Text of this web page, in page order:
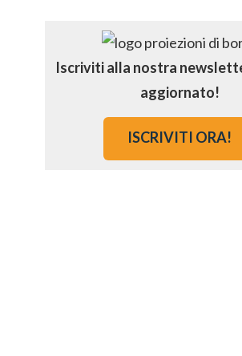
Iscriviti alla nostra
aggiornato!
ISCRIVITI ORA!